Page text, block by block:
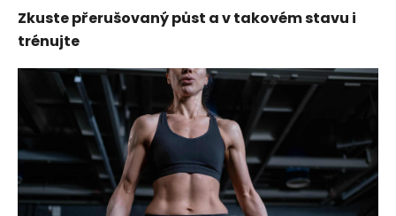
Zkuste přerušovaný půst a v takovém stavu i
trénujte